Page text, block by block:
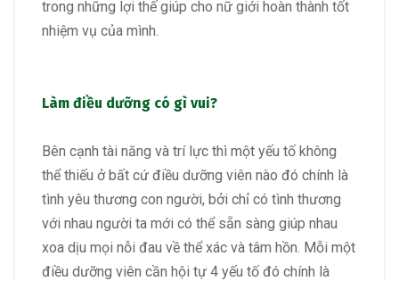
trong những lợi thế giúp cho nữ giới hoàn thành tốt
nhiệm vụ của mình.
Làm điều dưỡng có gì vui?
Bên cạnh tài năng và trí lực thì một yếu tố không
thể thiếu ở bất cứ điều dưỡng viên nào đó chính là
tình yêu thương con người, bởi chỉ có tình thương
với nhau người ta mới có thể sẵn sàng giúp nhau
xoa dịu mọi nỗi đau về thể xác và tâm hồn. Mỗi một
điều dưỡng viên cần hội tự 4 yếu tố đó chính là